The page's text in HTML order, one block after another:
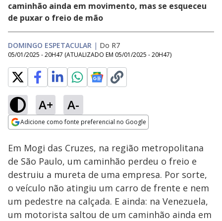
caminhão ainda em movimento, mas se esqueceu
de puxar o freio de mão
DOMINGO ESPETACULAR | Do R7
05/01/2025 - 20H47 (ATUALIZADO EM 05/01/2025 - 20H47)
A+ A-
Adicione como fonte preferencial no Google
Ativar
Loaded:
11.00%
Em Mogi das Cruzes, na região metropolitana
de São Paulo, um caminhão perdeu o freio e
destruiu a mureta de uma empresa. Por sorte,
o veículo não atingiu um carro de frente e nem
um pedestre na calçada. E ainda: na Venezuela,
um motorista saltou de um caminhão ainda em